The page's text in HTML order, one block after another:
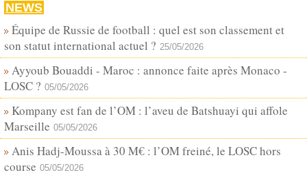
NEWS
Équipe de Russie de football : quel est son classement et
son statut international actuel ? 25/05/2026
Ayyoub Bouaddi - Maroc : annonce faite après Monaco -
LOSC ? 05/05/2026
Kompany est fan de l’OM : l’aveu de Batshuayi qui affole
Marseille 05/05/2026
Anis Hadj-Moussa à 30 M€ : l’OM freiné, le LOSC hors
course 05/05/2026